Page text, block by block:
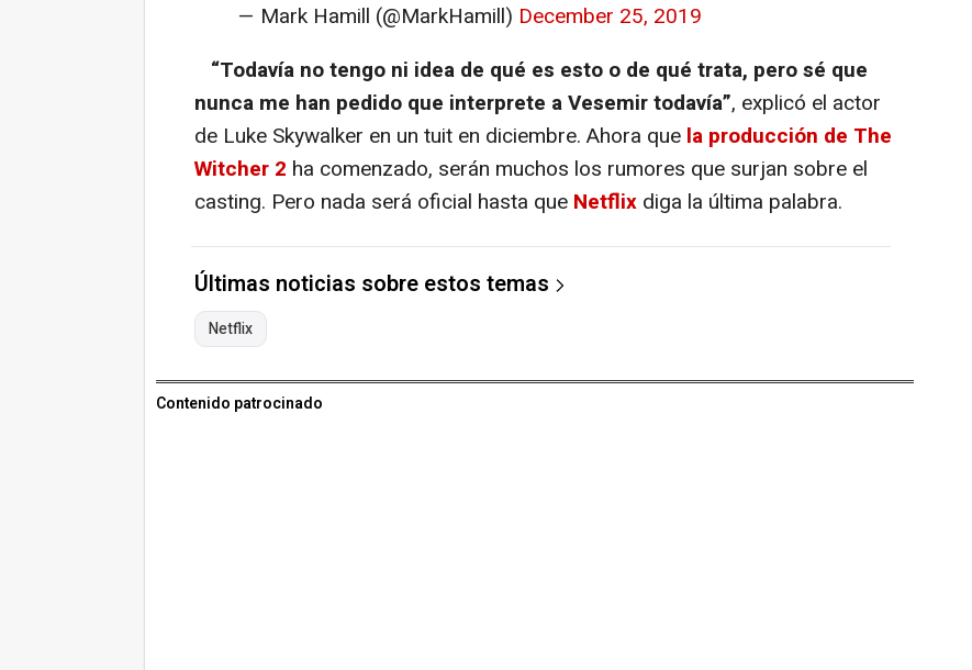
— Mark Hamill (@MarkHamill) December 25, 2019
“Todavía no tengo ni idea de qué es esto o de qué trata, pero sé que
nunca me han pedido que interprete a Vesemir todavía”, explicó el actor
de Luke Skywalker en un tuit en diciembre. Ahora que la producción de The
Witcher 2 ha comenzado, serán muchos los rumores que surjan sobre el
casting. Pero nada será oficial hasta que Netflix diga la última palabra.
Últimas noticias sobre estos temas
Netflix
Contenido patrocinado